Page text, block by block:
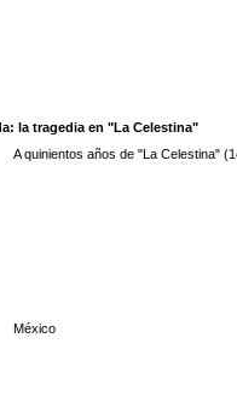
la tragedia en "La Celestina"
A quinientos años de "La Celestina"
México